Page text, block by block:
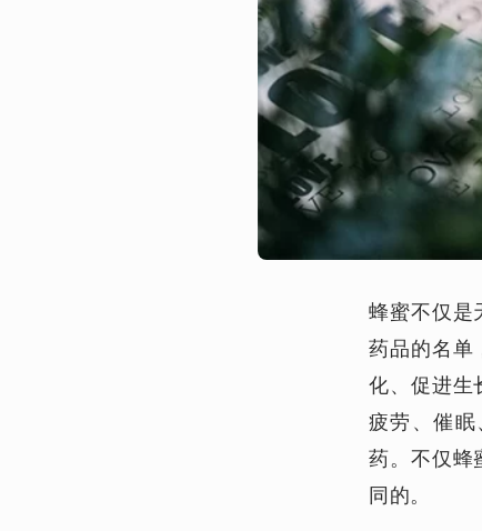
蜂蜜不仅是
药品的名单
化、促进生
疲劳、催
药。不仅蜂
同的。